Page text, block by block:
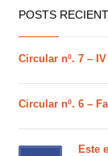
POSTS
Circular nº. 7 –
Circular nº. 6 –
Este